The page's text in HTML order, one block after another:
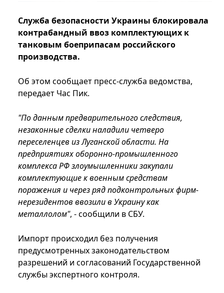
Служба безопасности Украины блокировала
контрабандный ввоз комплектующих к
танковым боеприпасам российского
производства.
Об этом сообщает пресс-служба ведомства,
передает Час Пик.
"По данным предварительного следствия,
незаконные сделки наладили четверо
переселенцев из Луганской области. На
предприятиях оборонно-промышленного
комплекса РФ злоумышленники закупали
комплектующие к военным средствам
поражения и через ряд подконтрольных фирм-
нерезидентов ввозили в Украину как
металлолом", - сообщили в СБУ.
Импорт происходил без получения
предусмотренных законодательством
разрешений и согласований Государственной
службы экспертного контроля.